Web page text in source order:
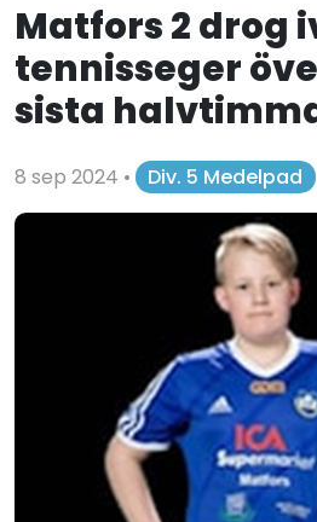
Matfors 2 drog
tennisseger
sista
8 sep 2024 • Div. 5 Medelpad